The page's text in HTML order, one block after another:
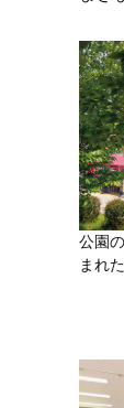
公園
まれ